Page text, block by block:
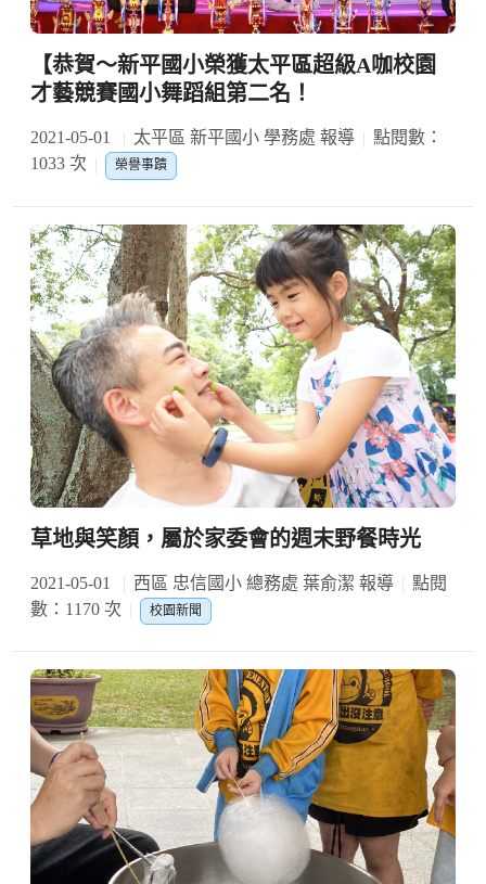
【恭賀～新平國小榮獲太平區超級A咖校園
才藝競賽國小舞蹈組第二名！
2021-05-01 太平區 新平國小 學務處 報導
點閱數：
1033 次
榮譽事蹟
草地與笑顏，屬於家委會的週末野餐時光
2021-05-01 西區 忠信國小 總務處 葉俞潔 報導
點閱
數：1170 次
校園新聞